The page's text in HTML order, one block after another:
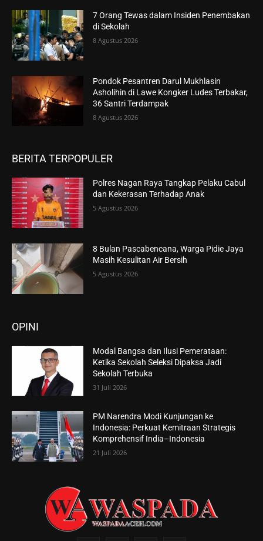
7 Orang Tewas dalam Insiden Penembakan
di Sekolah
8 Agustus 2026
Pondok Pesantren Darul Mukhlasin
Asholihin di Lawe Kongker Ludes Terbakar,
36 Santri Terdampak
8 Agustus 2026
BERITA TERPOPULER
Polres Nagan Raya Tangkap Pelaku Cabul
dan Kekerasan Terhadap Anak
5 Agustus 2026
8 Bulan Pascabencana, Warga Pidie Jaya
Masih Kesulitan Air Bersih
5 Agustus 2026
OPINI
Modal Bangsa dan Ilusi Pemerataan:
Ketika Sekolah Seleksi Dipaksa Jadi
Sekolah Terbuka
31 Juli 2026
PM Narendra Modi Kunjungan ke
Indonesia: Perkuat Kemitraan Strategis
Komprehensif India–Indonesia
21 Juli 2026